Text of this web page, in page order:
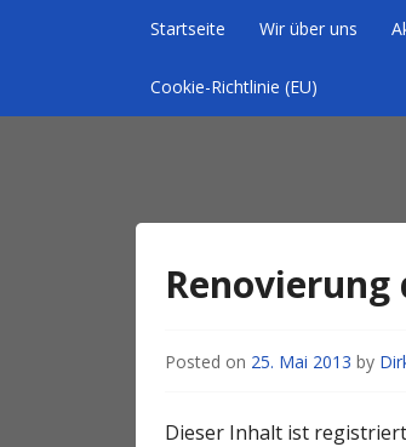
Startseite Wir über uns
Cookie-Richtlinie (EU)
Renovierung
Posted on 25. Mai 2013 by
Dieser Inhalt ist